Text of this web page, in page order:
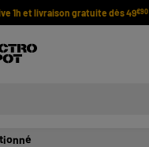
1h et livraison gratuite dès 49€90